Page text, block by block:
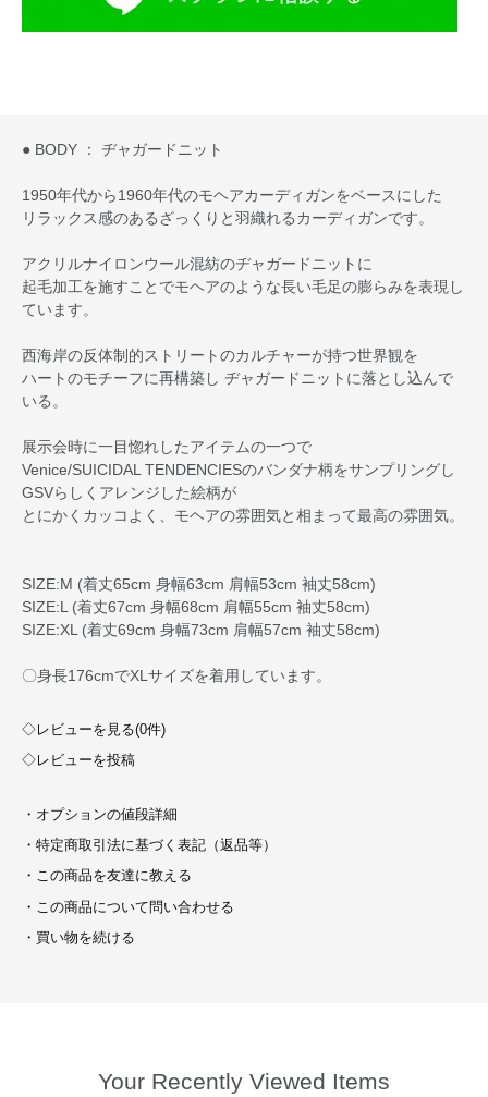
● BODY ： ヂャガードニット
1950年代から1960年代のモヘアカーディガンをベースにした
リラックス感のあるざっくりと羽織れるカーディガンです。
アクリルナイロンウール混紡のヂャガードニットに
起毛加工を施すことでモヘアのような長い毛足の膨らみを表現し
ています。
西海岸の反体制的ストリートのカルチャーが持つ世界観を
ハートのモチーフに再構築し ヂャガードニットに落とし込んで
いる。
展示会時に一目惚れしたアイテムの一つで
Venice/SUICIDAL TENDENCIESのバンダナ柄をサンプリングし
GSVらしくアレンジした絵柄が
とにかくカッコよく、モヘアの雰囲気と相まって最高の雰囲気。
SIZE:M (着丈65cm 身幅63cm 肩幅53cm 袖丈58cm)
SIZE:L (着丈67cm 身幅68cm 肩幅55cm 袖丈58cm)
SIZE:XL (着丈69cm 身幅73cm 肩幅57cm 袖丈58cm)
〇身長176cmでXLサイズを着用しています。
◇レビューを見る(0件)
◇レビューを投稿
・オプションの値段詳細
・特定商取引法に基づく表記（返品等）
・この商品を友達に教える
・この商品について問い合わせる
・買い物を続ける
Your Recently Viewed Items